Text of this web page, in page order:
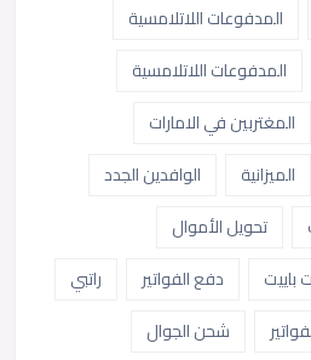
المدفوعات اللاتلامسية
المدفوعات اللاتلامسية
المغتربين في الامارات
الميزانية
الوافدين الجدد
تحويل الأموال
باييت دفع الفواتير
راتبي
شحن الجوال